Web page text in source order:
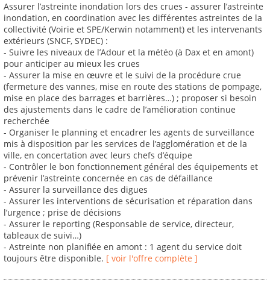
Assurer l’astreinte inondation lors des crues - assurer l’astreinte
inondation, en coordination avec les différentes astreintes de la
collectivité (Voirie et SPE/Kerwin notamment) et les intervenants
extérieurs (SNCF, SYDEC) :
- Suivre les niveaux de l’Adour et la météo (à Dax et en amont)
pour anticiper au mieux les crues
- Assurer la mise en œuvre et le suivi de la procédure crue
(fermeture des vannes, mise en route des stations de pompage,
mise en place des barrages et barrières…) ; proposer si besoin
des ajustements dans le cadre de l’amélioration continue
recherchée
- Organiser le planning et encadrer les agents de surveillance
mis à disposition par les services de l’agglomération et de la
ville, en concertation avec leurs chefs d’équipe
- Contrôler le bon fonctionnement général des équipements et
prévenir l’astreinte concernée en cas de défaillance
- Assurer la surveillance des digues
- Assurer les interventions de sécurisation et réparation dans
l’urgence ; prise de décisions
- Assurer le reporting (Responsable de service, directeur,
tableaux de suivi…)
- Astreinte non planifiée en amont : 1 agent du service doit
toujours être disponible. [ voir l'offre complète ]